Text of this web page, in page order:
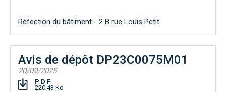
Réfection du bâtiment - 2 B rue Louis Petit
Avis de dépôt DP23C0075M01
20/09/2025
PDF
220.43 Ko